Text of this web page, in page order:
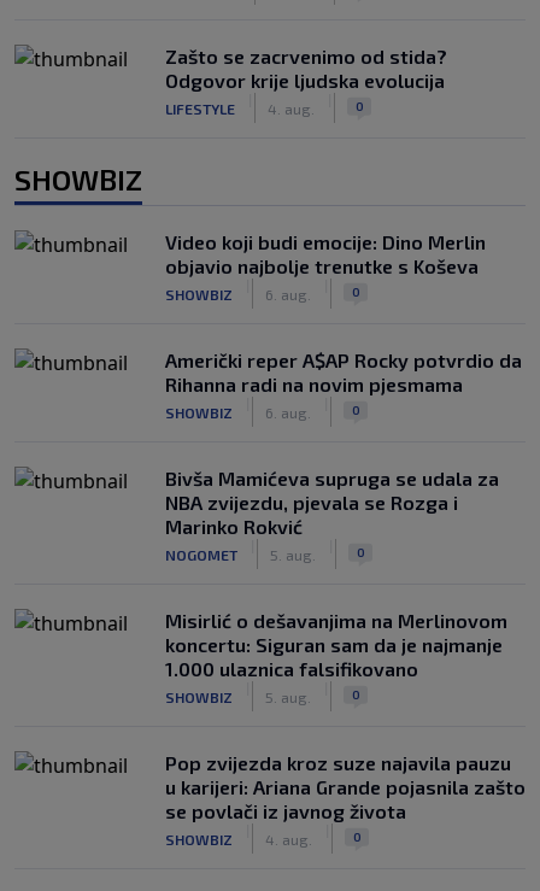
Zašto se zacrvenimo od stida?
Odgovor krije ljudska evolucija
LIFESTYLE 4. aug. 0
SHOWBIZ
Video koji budi emocije: Dino Merlin
objavio najbolje trenutke s Koševa
SHOWBIZ 6. aug. 0
Američki reper A$AP Rocky potvrdio da
Rihanna radi na novim pjesmama
SHOWBIZ 6. aug. 0
Bivša Mamićeva supruga se udala za
NBA zvijezdu, pjevala se Rozga i
Marinko Rokvić
NOGOMET 5. aug. 0
Misirlić o dešavanjima na Merlinovom
koncertu: Siguran sam da je najmanje
1.000 ulaznica falsifikovano
SHOWBIZ 5. aug. 0
Pop zvijezda kroz suze najavila pauzu
u karijeri: Ariana Grande pojasnila zašto
se povlači iz javnog života
SHOWBIZ 4. aug. 0